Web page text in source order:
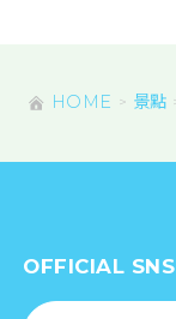
HOME 景點
OFFICIAL SNS